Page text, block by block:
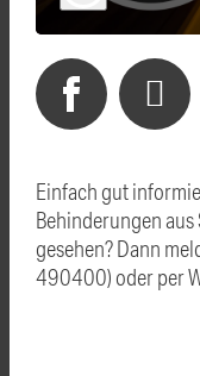
Einfach gut
Behinderungen aus
gesehen? Dann
490400) oder per